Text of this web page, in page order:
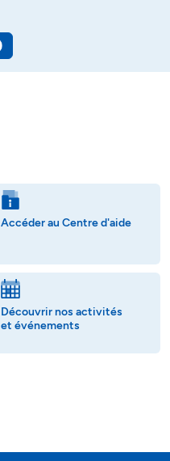
Accéder au Centre d'aide
Découvrir nos activités
et événements